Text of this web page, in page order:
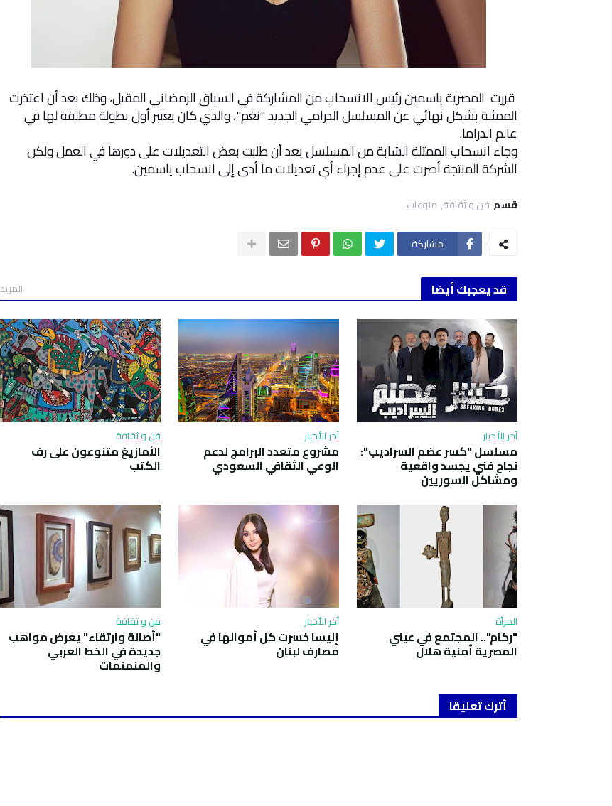
قررت المصرية ياسمين رئيس الانسحاب من المشاركة في السباق الرمضاني المقبل، وذلك بعد أن اعتذرت
الممثلة بشكل نهائي عن المسلسل الدرامي الجديد "نغم"، والذي كان يعتبر أول بطولة مطلقة لها في
عالم الدراما.
وجاء انسحاب الممثلة الشابة من المسلسل بعد أن طلبت بعض التعديلات على دورها في العمل ولكن
الشركة المنتجة أصرت على عدم إجراء أي تعديلات ما أدى إلى انسحاب ياسمين.
قسم فن و ثقافة منوعات
مشاركة
قد يعجبك أيضا المزيد
آخر الأخبار
مسلسل "كسر عضم السراديب":
نجاح فني يجسد واقعية
ومشاكل السوريين
آخر الأخبار
مشروع متعدد البرامج لدعم
الوعي الثقافي السعودي
فن و ثقافة
الأمازيغ متنوعون على رف
الكتب
المرأة
"ركام".. المجتمع في عيني
المصرية أمنية هلال
آخر الأخبار
إليسا خسرت كل أموالها في
مصارف لبنان
فن و ثقافة
"أصالة وارتقاء" يعرض مواهب
جديدة في الخط العربي
والمنمنمات
أترك تعليقا